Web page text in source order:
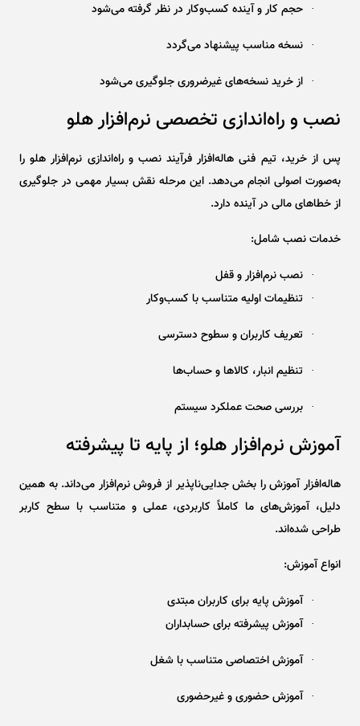
· حجم کار و آینده کسب‌وکار در نظر گرفته می‌شود
· نسخه مناسب پیشنهاد می‌گردد
· از خرید نسخه‌های غیرضروری جلوگیری می‌شود
نصب و راه‌اندازی تخصصی نرم‌افزار هلو
پس از خرید، تیم فنی هاله‌افزار فرآیند نصب و راه‌اندازی نرم‌افزار هلو را
به‌صورت اصولی انجام می‌دهد. این مرحله نقش بسیار مهمی در جلوگیری
از خطاهای مالی در آینده دارد.
خدمات نصب شامل:
· نصب نرم‌افزار و قفل
· تنظیمات اولیه متناسب با کسب‌وکار
· تعریف کاربران و سطوح دسترسی
· تنظیم انبار، کالاها و حساب‌ها
· بررسی صحت عملکرد سیستم
آموزش نرم‌افزار هلو؛ از پایه تا پیشرفته
هاله‌افزار آموزش را بخش جدایی‌ناپذیر از فروش نرم‌افزار می‌داند. به همین
دلیل، آموزش‌های ما کاملاً کاربردی، عملی و متناسب با سطح کاربر
طراحی شده‌اند.
انواع آموزش:
· آموزش پایه برای کاربران مبتدی
· آموزش پیشرفته برای حسابداران
· آموزش اختصاصی متناسب با شغل
·
آموزش حضوری و غیرحضوری